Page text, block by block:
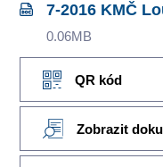
7-2016 KMČ
0.06MB
QR kód
Zobrazit